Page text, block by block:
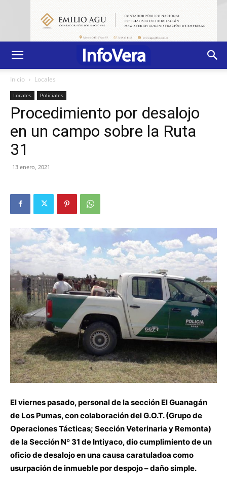
Inicio Locales
Locales Policiales
Procedimiento por desalojo
en un campo sobre la Ruta
31
13 enero, 2021
El viernes pasado, personal de la sección El Guanagán
de Los Pumas, con colaboracióndel G.O.T. (Grupo de
Operaciones Tácticas; Sección Veterinaria y Remonta)
de la Sección Nº 31 de Intiyaco, dio cumplimiento de un
oficio de desalojo en una causa caratuladoa como
usurpación de inmueble por despojo – daño simple.